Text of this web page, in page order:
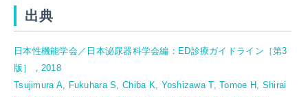
出典
日本性機能学会／日本泌尿器科学会編：ED診療ガイドライン［第3
版］，2018
Tsujimura A, Fukuhara S, Chiba K, Yoshizawa T, Tomoe H, Shirai